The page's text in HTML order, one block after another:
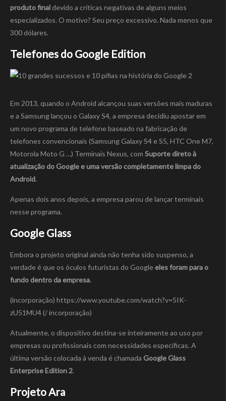
produto finaldevido a críticas negativas de alguns meios
especializados. O motivo? Seu preço excessivo. Nada menos que
300 dólares.
Telefones do Google Edition
Em 2013, quando o Android alcançou suas versões mais maduras
e a Samsung lançou o Galaxy S4, a empresa decidiu apostar em
um novo programa de telefone baseado na fabricação de
telefones convencionais (Samsung Galaxy S4 e S5, HTC One M7,
Motorola Moto G …) Terminais Nexus, com Suporte direto à
atualização do Google e uma versão completamente limpa do
Android.
Apenas dois anos depois, a empresa parou de lançar terminais
nesse programa.
Google Glass
Embora o projeto original ainda não tenha sido suspenso, a
verdade é que os óculos futuristas do Googleeles foram para o
fundo dentro da empresa.
(incorporação) https://www.youtube.com/watch?v=5IK-
zU51MU4 (/ incorporação)
Atualmente, o dispositivo destina-se inteiramente ao uso por
empresas ou profissionais com necessidades específicas. A
última versão colocada à venda é chamada Google Glass
Enterprise Edition 2.
Projeto Ara